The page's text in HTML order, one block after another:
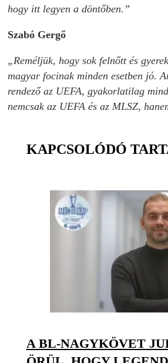
hogy itt legyen a döntőben.”
Szabó Gergő
„Reméljük, hogy sok felnőtt és
magyar focinak minden esetben jó.
rendező az UEFA, gyakorlatilag
nemcsak az UEFA és az MLSZ,
KAPCSOLÓDÓ
A BL-NAGYKÖVET